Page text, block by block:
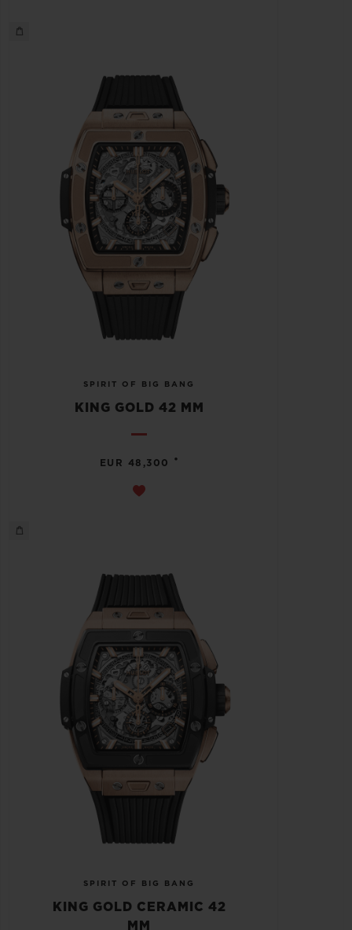
SPIRIT OF BIG BANG
KING GOLD 42 MM
EUR 48,300 •
SPIRIT OF BIG BANG
KING GOLD CERAMIC 42
MM